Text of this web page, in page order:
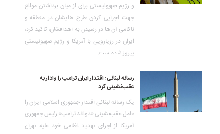
و رژیم صهیونیستی برای از میان برداشتن موانع
جهت اجرایی کردن طرح هایشان در منطقه و
ناکامی آن ها در رسیدن به اهدافشان، تاکید کرد،
ایران در رویارویی با آمریکا و رژیم صهیونیستی
پیروز شده است.
رسانه لبنانی: اقتدار ایران ترامپ را وادار به
عقب‌نشینی کرد
یک رسانه لبنانی اقتدار جمهوری اسلامی ایران را
عامل عقب‌نشینی «دونالد ترامپ» رئیس جمهوری
آمریکا از اجرای تهدید نظامی خود علیه تهران